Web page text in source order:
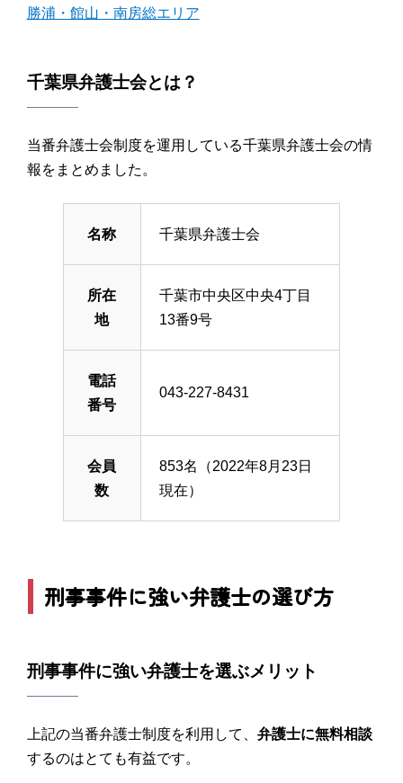
勝浦・館山・南房総エリア
千葉県弁護士会とは？
当番弁護士会制度を運用している千葉県弁護士会の情
報をまとめました。
名称 千葉県弁護士会
所在
地
千葉市中央区中央4丁目
13番9号
電話
番号
043-227-8431
会員
数
853名（2022年8月23日
現在）
刑事事件に強い弁護士の選び方
刑事事件に強い弁護士を選ぶメリット
上記の当番弁護士制度を利用して、 弁護士に無料相談
するのはとても有益です。